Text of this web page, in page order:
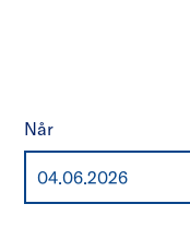
Når